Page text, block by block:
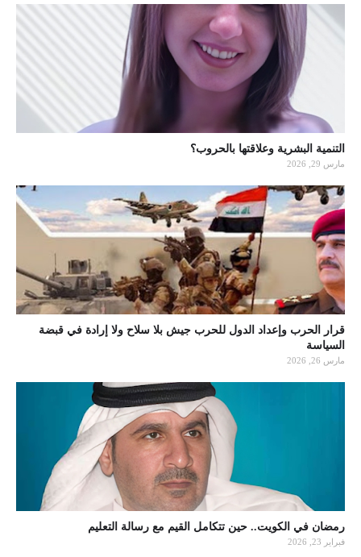
التنمية البشرية وعلاقتها بالحروب؟
مارس 29, 2026
قرار الحرب وإعداد الدول للحرب جيش بلا سلاح ولا إرادة في قبضة
السياسة
مارس 26, 2026
رمضان في الكويت.. حين تتكامل القيم مع رسالة التعليم
فبراير 23, 2026